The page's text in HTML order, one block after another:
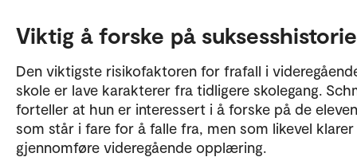
Viktig å forske på
Den viktigste risikofaktoren for frafall i
skole er lave karakterer fra tidligere skolegang.
forteller at hun er interessert i å forske på de
som står i fare for å falle fra, men som likevel klarer
gjennomføre videregående opplæring.